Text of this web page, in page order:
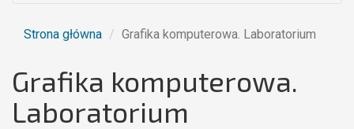
Strona główna Grafika komputerowa. Laboratorium
Grafika komputerowa.
Laboratorium